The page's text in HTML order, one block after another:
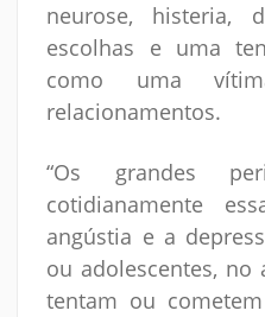
neurose, histeria,
escolhas e uma
como uma
relacionamentos.
“Os grandes
cotidianamente
angústia e a
ou adolescentes, no
tentam ou